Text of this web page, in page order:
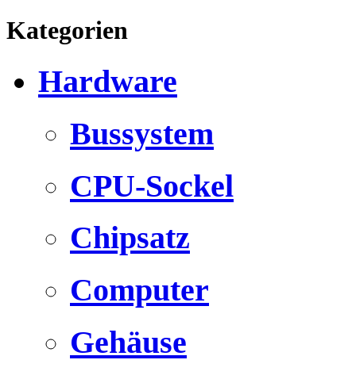
Kategorien
Hardware
Bussystem
CPU-Sockel
Chipsatz
Computer
Gehäuse